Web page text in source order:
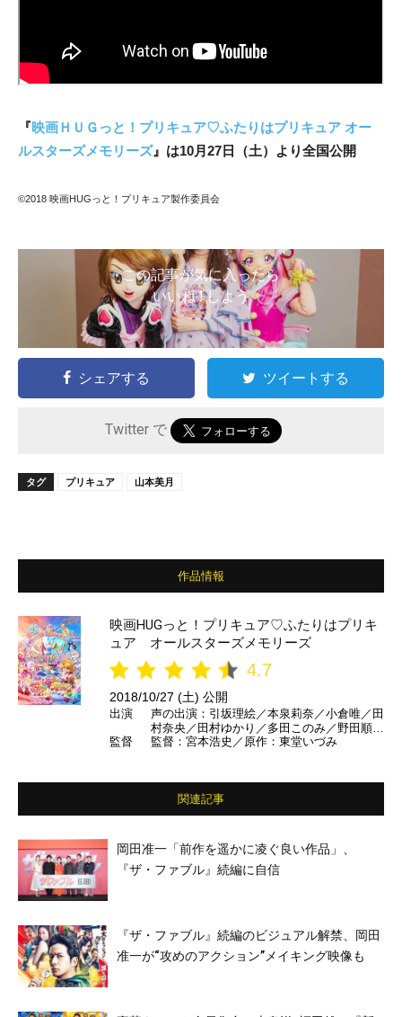
『映画ＨＵＧっと！プリキュア♡ふたりはプリキュア オー
ルスターズメモリーズ』は10月27日（土）より全国公開
©2018 映画HUGっと！プリキュア製作委員会
この記事が気に入ったら
いいね ! しよう
シェアする ツイートする
Twitter で
タグ プリキュア 山本美月
作品情報
映画HUGっと！プリキュア♡ふたりはプリキ
ュア オールスターズメモリーズ
4.7
2018/10/27 (土) 公開
出演
声の出演：引坂理絵／本泉莉奈／小倉唯／田
村奈央／田村ゆかり／多田このみ／野田順子
／本名陽子／ゆかな／田中理恵／樹元オリエ
喜多村英梨／中川亜紀子／小松由佳／水樹
奈々／水沢史絵／桑島法子／久川綾／小清水
亜美／折笠富美子／豊口めぐみ／大久保瑠美
里奈／西村ちなみ／生天目仁美／寿美菜子／
渕上舞／宮本佳那子／釘宮理恵／中島愛／潘
めぐみ／北川里奈／戸松遥／嶋村 侑／浅野
矢島晶子／宮野真守／山本美月 ほか
監督 監督：宮本浩史／原作：東堂いづみ
関連記事
岡田准一「前作を遥かに凌ぐ良い作品」、
『ザ・ファブル』続編に自信
『ザ・ファブル』続編のビジュアル解禁、岡田
准一が“攻めのアクション”メイキング映像も